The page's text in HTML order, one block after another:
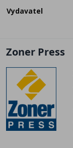
Vydavatel
Zoner Press